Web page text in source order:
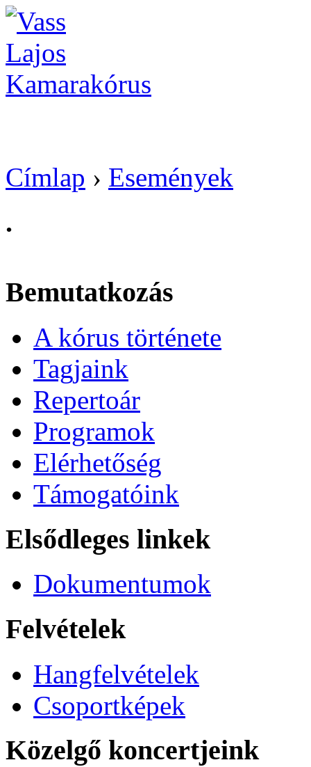
Címlap › Események
.
Bemutatkozás
A kórus története
Tagjaink
Repertoár
Programok
Elérhetőség
Támogatóink
Elsődleges linkek
Dokumentumok
Felvételek
Hangfelvételek
Csoportképek
Közelgő koncertjeink